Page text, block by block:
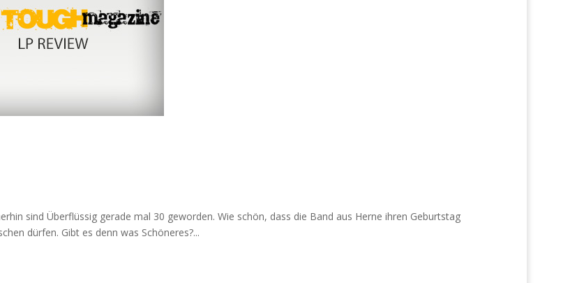
sind Überflüssig gerade mal 30 geworden. Wie schön, dass die Band aus Herne ihren Geburtstag
dürfen. Gibt es denn was Schöneres?...